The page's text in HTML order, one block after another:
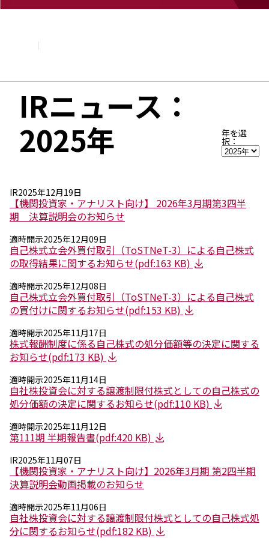
役員・執行役員
国内・海外のNAGASEグループ
ニュース
2026年
2025年
2024年
2023年
2022年
2020年
2019年
2018年
2017年
2016年
2014年
事業案内
機能化学品事業部
スペシャリティケミカル事業部
ポリマーグローバルアカウント事業部
IRニュース：
2025年
年を選
択：
IR2025年12月19日
【機関投資家・アナリスト向け】 2026年3月期第3四半
期 決算説明会のお知らせ
適時開示2025年12月09日
自己株式立会外買付取引（ToSTNeT-3）による自己株式
の取得結果に関するお知らせ(pdf:163 KB)
適時開示2025年12月08日
自己株式立会外買付取引（ToSTNeT-3）による自己株式
の買付けに関するお知らせ(pdf:153 KB)
適時開示2025年11月17日
株式報酬制度に係る自己株式の処分価額等の決定に関する
お知らせ(pdf:173 KB)
適時開示2025年11月14日
自社株投資会に対する譲渡制限付株式としての自己株式の
処分価額の決定に関するお知らせ(pdf:110 KB)
適時開示2025年11月12日
第111期 半期報告書(pdf:420 KB)
IR2025年11月07日
【機関投資家・アナリスト向け】2026年3月期 第2四半期
決算説明会動画掲載のお知らせ
適時開示2025年11月06日
自社株投資会に対する譲渡制限付株式としての自己株式処
分に関するお知らせ(pdf:182 KB)